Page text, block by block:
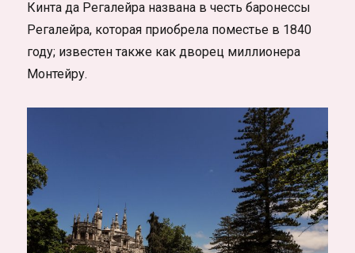
Кинта да Регалейра названа в честь баронессы
Регалейра, которая приобрела поместье в 1840
году; известен также как дворец миллионера
Монтейру.